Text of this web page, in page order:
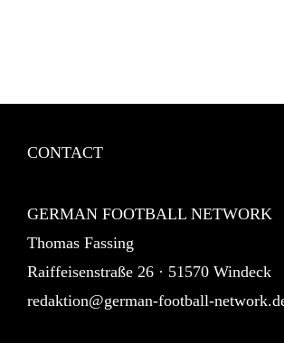
CONTACT
GERMAN FOOTBALL NETWORK
Thomas Fassing
Raiffeisenstraße 26 · 51570 Windeck
redaktion@german-football-